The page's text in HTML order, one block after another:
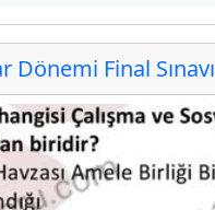
Dönemi Final Sınavı